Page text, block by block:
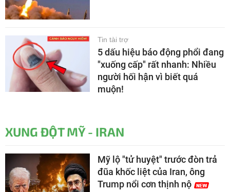
Tin tài trợ
5 dấu hiệu báo động phổi đang
"xuống cấp" rất nhanh: Nhiều
người hối hận vì biết quá
muộn!
XUNG ĐỘT MỸ - IRAN
Mỹ lộ "tử huyệt" trước đòn trả
đũa khốc liệt của Iran, ông
Trump nổi cơn thịnh nộ